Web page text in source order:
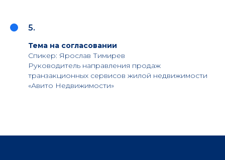
5.
Тема на согласовании
Спикер: Ярослав Тимирев
Руководитель направления продаж
транзакционных сервисов жилой недвижимости
«Авито Недвижимости»